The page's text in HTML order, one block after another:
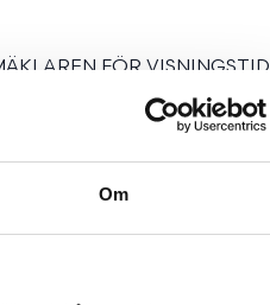
Om
FÖR VISNINGSTID.